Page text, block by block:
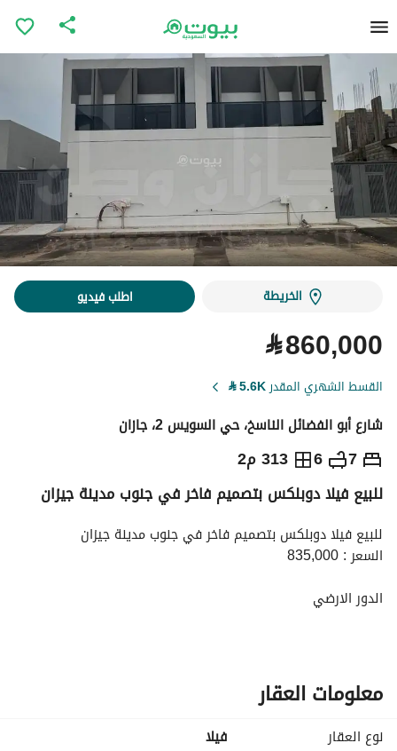
الخريطة اطلب فيديو
⃁860,000
القسط الشهري المقدر5.6K
⃁
شارع أبو الفضائل الناسخ، حي السويس 2، جازان
7
6 313 م2 ⃁
860,000
التفاصيل معلومات ترخيص الإعلان حاسبة التمويل
للبيع فيلا دوبلكس بتصميم فاخر في جنوب مدينة جيزان
للبيع فيلا دوبلكس بتصميم فاخر في جنوب مدينة جيزان
السعر : 835,000
الدور الارضي
الدور الاول
مع دورة مياه مشتركه
معلومات العقار
نوع العقار
فیلا